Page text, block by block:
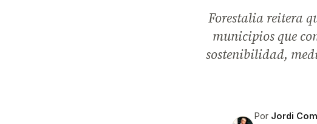
Forestalia reitera
municipios que
sostenibilidad,
Por Jordi